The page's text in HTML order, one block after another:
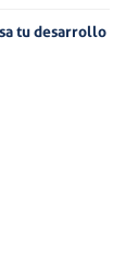
tu desarrollo